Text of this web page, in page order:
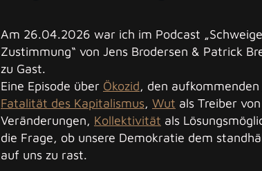
Am 26.04.2026 war ich im Podcast
Zustimmung“ von Jens Brodersen & Patrick
zu Gast.
Eine Episode über Ökozid, den aufkommenden
Fatalität des Kapitalismus, Wut als Treiber von
Veränderungen, Kollektivität als
die Frage, ob unsere Demokratie dem
auf uns zu rast.